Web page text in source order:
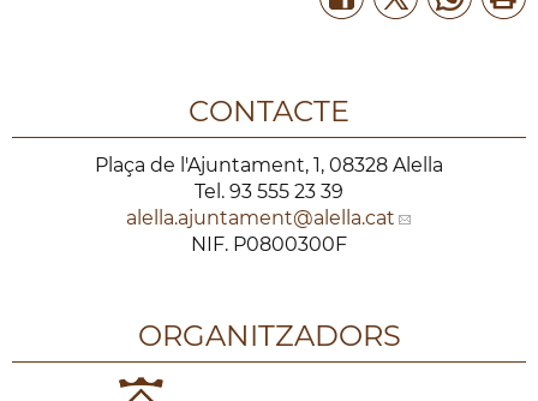
CONTACTE
Plaça de l'Ajuntament, 1, 08328 Alella
Tel. 93 555 23 39
alella.ajuntament@alella.cat
NIF. P0800300F
ORGANITZADORS